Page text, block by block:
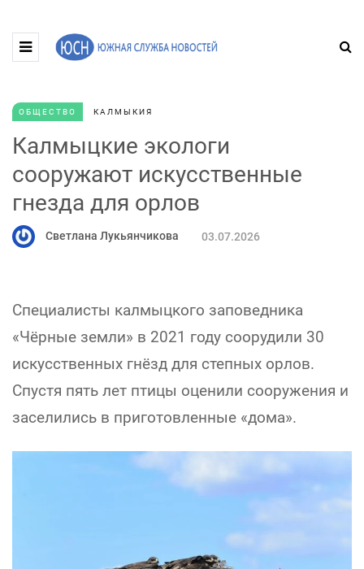
ОБЩЕСТВО КАЛМЫКИЯ
Калмыцкие экологи
сооружают искусственные
гнезда для орлов
Светлана Лукьянчикова 03.07.2026
Специалисты калмыцкого заповедника
«Чёрные земли» в 2021 году соорудили 30
искусственных гнёзд для степных орлов.
Спустя пять лет птицы оценили сооружения и
заселились в приготовленные «дома».